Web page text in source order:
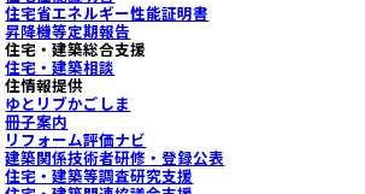
住宅省エネルギー性能証明書
昇降機等定期報告
住宅・建築総合支援
住宅・建築相談
住情報提供
ゆとリブかごしま
冊子案内
リフォーム評価ナビ
建築関係技術者研修・登録公表
住宅・建築等調査研究支援